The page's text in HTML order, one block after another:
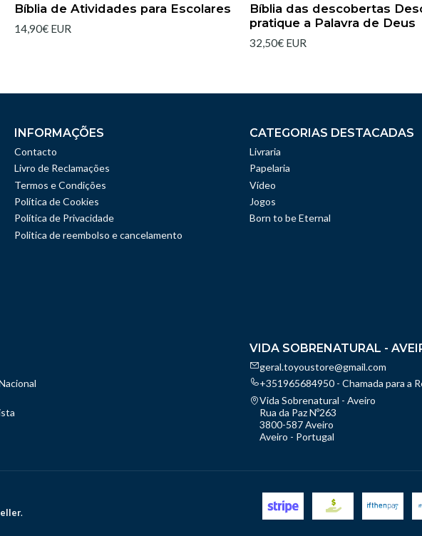
Bíblia de Atividades para Escolares
14,90€ EUR
Bíblia das descobertas
pratique a Palavra de Deus
32,50€ EUR
INFORMAÇÕES
Contacto
Livro de Reclamações
Termos e Condições
Política de Cookies
Política de Privacidade
Politica de reembolso e cancelamento
CATEGORIAS DESTACADAS
Livraria
Papelaria
Vídeo
Jogos
Born to be Eternal
VIDA SOBRENATURAL -
geral.toyoustore@gmail.com
+351965684950 - Chamada para a
Vida Sobrenatural - Aveiro
Rua da Paz Nº263
3800-587 Aveiro
Aveiro - Portugal
.